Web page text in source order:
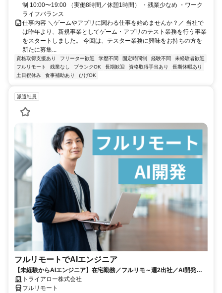
制 10:00〜19:00 （実働8時間／休憩1時間） ・残業少なめ ・ワーク
ライフバランス
仕事内容 ＼ゲームやアプリに関わる仕事を始めませんか？／ 当社で
は昨年より、新規事業としてゲーム・アプリのテスト業務を行う事業
をスタートしました。 今回は、テスター業務に興味をお持ちの方を
新たに募集...
資格取得支援あり フリーター歓迎 学歴不問 固定時間制 経験不問
未経験者歓迎
フルリモート
残業なし ブランクOK 長期歓迎 資格取得手当あり
長期休暇あり
土日祝休み
食事補助あり ひげOK
派遣社員
フルリモートでAIエンジニア
【未経験からAIエンジニア】在宅勤務／フルリモ～週2出社／AI開発を
仕事にする
トライアロー株式会社
フルリモート